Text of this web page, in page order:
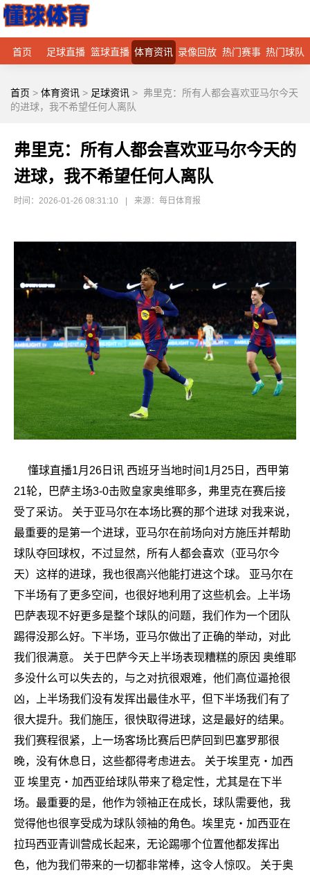
首页 足球直播 篮球直播 体育资讯 录像回放 热门赛事 热门球队
首页 > 体育资讯 > 足球资讯 > 弗里克：所有人都会喜欢亚马尔今天
的进球，我不希望任何人离队
弗里克：所有人都会喜欢亚马尔今天的
进球，我不希望任何人离队
时间：2026-01-26 08:31:10 来源：每日体育报
懂球直播1月26日讯 西班牙当地时间1月25日，西甲第
21轮，巴萨主场3-0击败皇家奥维耶多，弗里克在赛后接
受了采访。 关于亚马尔在本场比赛的那个进球 对我来说，
最重要的是第一个进球，亚马尔在前场向对方施压并帮助
球队夺回球权，不过显然，所有人都会喜欢（亚马尔今
天）这样的进球，我也很高兴他能打进这个球。 亚马尔在
下半场有了更多空间，也很好地利用了这些机会。上半场
巴萨表现不好更多是整个球队的问题，我们作为一个团队
踢得没那么好。下半场，亚马尔做出了正确的举动，对此
我们很满意。 关于巴萨今天上半场表现糟糕的原因 奥维耶
多没什么可以失去的，与之对抗很艰难，他们高位逼抢很
凶，上半场我们没有发挥出最佳水平，但下半场我们有了
很大提升。我们施压，很快取得进球，这是最好的结果。
我们赛程很紧，上一场客场比赛后巴萨回到巴塞罗那很
晚，没有休息日，这些都得考虑进去。 关于埃里克・加西
亚 埃里克・加西亚给球队带来了稳定性，尤其是在下半
场。最重要的是，他作为领袖正在成长，球队需要他，我
觉得他也很享受成为球队领袖的角色。埃里克・加西亚在
拉玛西亚青训营成长起来，无论踢哪个位置他都发挥出
色，他为我们带来的一切都非常棒，这令人惊叹。 关于奥